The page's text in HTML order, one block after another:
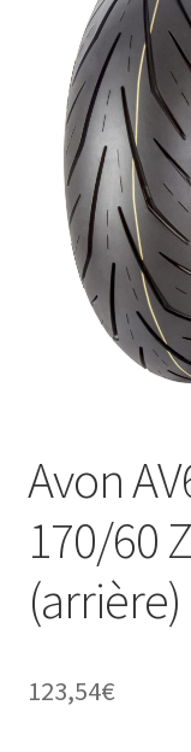
Marques
Tests
Contact
Avon
170/60
(arrière)
123,54€